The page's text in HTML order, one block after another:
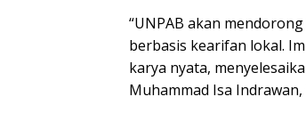
“UNPAB akan
berbasis kearifan lokal.
karya nyata,
Muhammad Isa Indrawan,